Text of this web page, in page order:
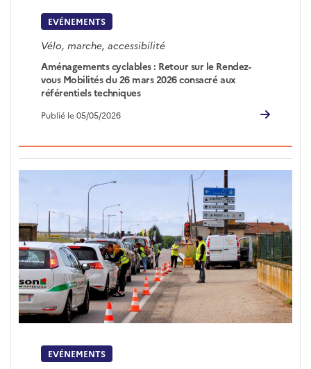
EVÉNEMENTS
Vélo, marche, accessibilité
Aménagements cyclables : Retour sur le Rendez-
vous Mobilités du 26 mars 2026 consacré aux
référentiels techniques
Publié le 05/05/2026
EVÉNEMENTS